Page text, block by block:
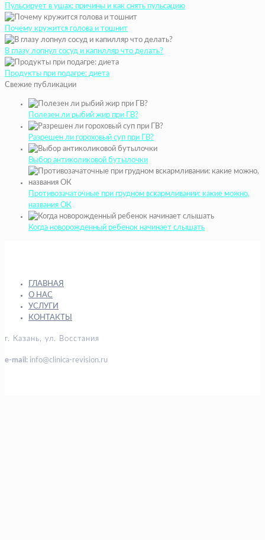
Пульсирует в ушах: причины и как снять пульсацию
Почему кружится голова и тошнит
В глазу лопнул сосуд и капилляр что делать?
Продукты при подагре: диета
Свежие публикации
Полезен ли рыбий жир при ГВ?
Разрешен ли гороховый суп при ГВ?
Выбор антиколиковой бутылочки
Противозачаточные при грудном вскармливании: какие можно,
названия ОК
Когда новорожденный ребенок начинает слышать
ГЛАВНАЯ
О НАС
УСЛУГИ
КОНТАКТЫ
г. Казань, ул. Восстания
e-mail: info@clinica-revision.ru